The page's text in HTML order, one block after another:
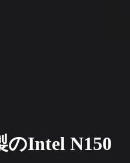
Intel N150